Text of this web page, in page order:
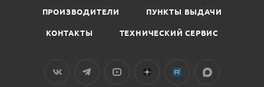
ПРОИЗВОДИТЕЛИ ПУНКТЫ ВЫДАЧИ
КОНТАКТЫ ТЕХНИЧЕСКИЙ СЕРВИС